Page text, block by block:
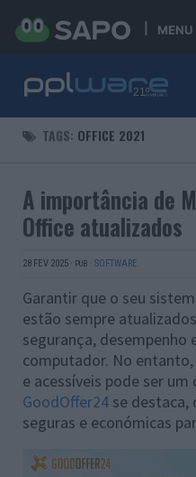
MENU
TAGS: OFFICE 2021
A importância de
Office atualizados
28 FEV 2025 · PUB · SOFTWARE
Garantir que o seu
estão sempre
segurança, desempenho
computador. No
e acessíveis pode ser
GoodOffer24 se destaca,
seguras e económicas